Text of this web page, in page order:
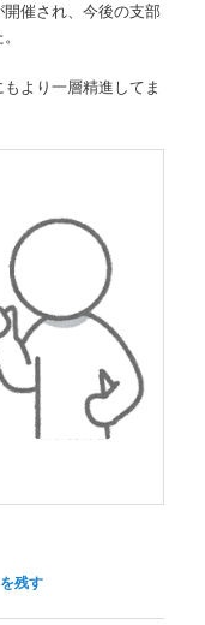
催され、今後の支部
より一層精進してま
残す